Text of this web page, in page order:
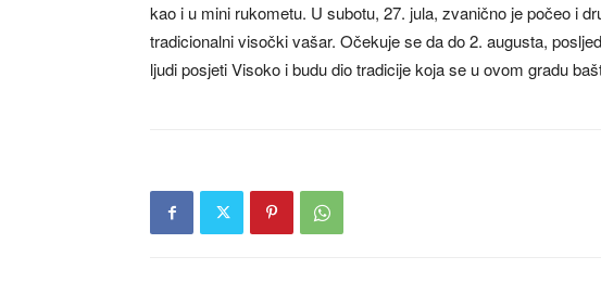
kao i u mini rukometu. U subotu, 27. jula, zvanično je počeo i
tradicionalni visočki vašar. Očekuje se da do 2. augusta,
ljudi posjeti Visoko i budu dio tradicije koja se u ovom gradu